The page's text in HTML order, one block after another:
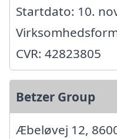
Startdato: 10.
CVR: 42823805
Betzer Group
Æbeløvej 12,